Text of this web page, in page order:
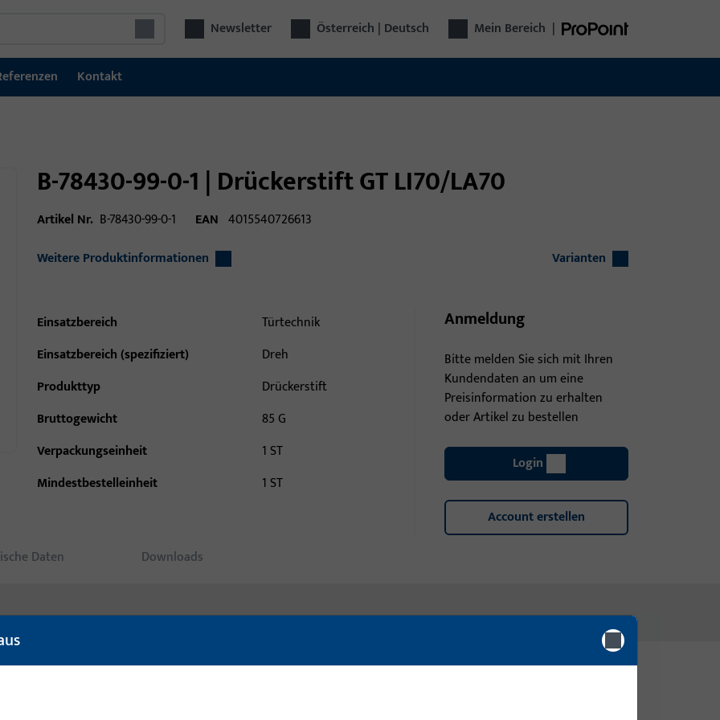
Newsletter Österreich | Deutsch Mein Bereich |
Kontakt
B-78430-99-0-1 | Drückerstift GT LI70/LA70
Artikel Nr. B-78430-99-0-1 EAN 4015540726613
Weitere Produktinformationen
Varianten
Einsatzbereich
Türtechnik
Einsatzbereich (spezifiziert)
Dreh
Produkttyp
Drückerstift
Bruttogewicht
85 G
Verpackungseinheit
1 ST
Mindestbestelleinheit
1 ST
Anmeldung
Bitte melden Sie sich mit Ihren
Kundendaten an um eine
Preisinformation zu erhalten
oder Artikel zu bestellen
Login
Account erstellen
Daten Downloads